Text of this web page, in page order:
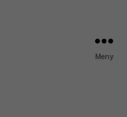
Meny